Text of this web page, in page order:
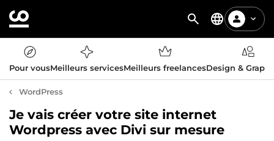
Pour vousMeilleurs servicesMeilleurs freelancesDesign &
WordPress
Je vais créer votre site internet
Wordpress avec Divi sur mesure